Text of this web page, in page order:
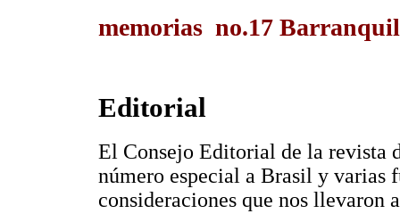
memorias no.17
Editorial
El Consejo Editorial de la revista
número especial a Brasil y varias
consideraciones que nos llevaron